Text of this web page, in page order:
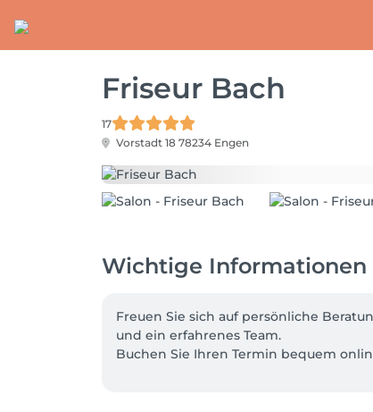
Friseur Bach
17
Vorstadt 18 78234 Engen
Wichtige Informationen
Freuen Sie sich auf persönliche
und ein erfahrenes Team.